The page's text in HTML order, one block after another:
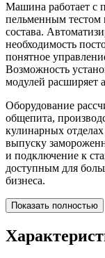
Машина работает с
пельменным тестом
состава.
необходимость
понятное
Возможность
модулей расширяет
Оборудование
общепита,
кулинарных
выпуску
и подключение к
доступным для
бизнеса.
Показать полностью